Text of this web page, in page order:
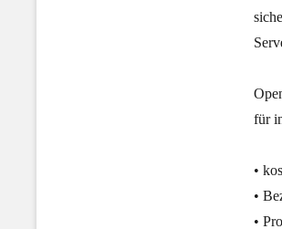
für
•
•
•